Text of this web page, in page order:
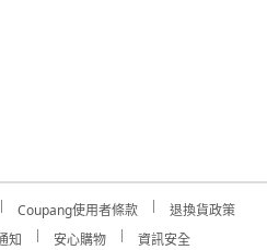
Coupang使用者條款
退換貨政策
知 安心購物
資訊安全